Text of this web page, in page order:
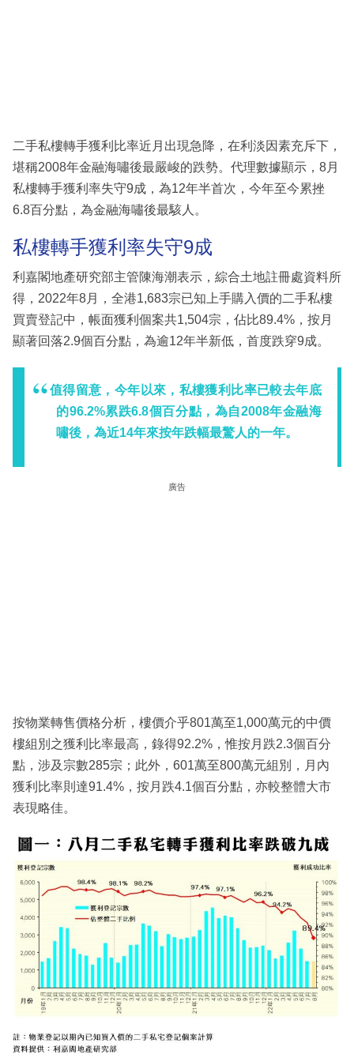
區
二手私樓轉手獲利比率近月出現急降，在利淡因素充斥下，
堪稱2008年金融海嘯後最嚴峻的跌勢。代理數據顯示，8月
私樓轉手獲利率失守9成，為12年半首次，今年至今累挫
6.8百分點，為金融海嘯後最駭人。
私樓轉手獲利率失守9成
利嘉閣地產研究部主管陳海潮表示，綜合土地註冊處資料所
得，2022年8月，全港1,683宗已知上手購入價的二手私樓
買賣登記中，帳面獲利個案共1,504宗，佔比89.4%，按月
顯著回落2.9個百分點，為逾12年半新低，首度跌穿9成。
值得留意，今年以來，私樓獲利比率已較去年底
的96.2%累跌6.8個百分點，為自2008年金融海
嘯後，為近14年來按年跌幅最驚人的一年。
廣告
按物業轉售價格分析，樓價介乎801萬至1,000萬元的中價
樓組別之獲利比率最高，錄得92.2%，惟按月跌2.3個百分
點，涉及宗數285宗；此外，601萬至800萬元組別，月內
獲利比率則達91.4%，按月跌4.1個百分點，亦較整體大市
表現略佳。